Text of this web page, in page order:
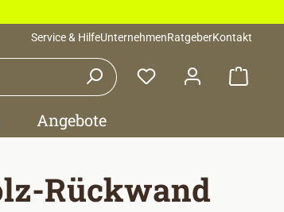
Service & HilfeUnternehmenRatgeberKontakt
Angebote
Rückwand